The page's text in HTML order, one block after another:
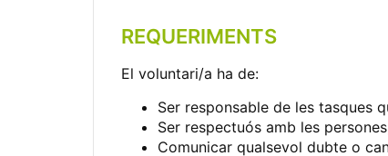
REQUERIMENTS
El voluntari/a ha de:
Ser responsable de les tasques
Ser respectuós amb les
Comunicar qualsevol dubte o